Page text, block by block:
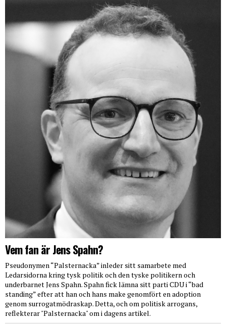
Vem fan är Jens Spahn?
Pseudonymen “Palsternacka” inleder sitt samarbete med
Ledarsidorna kring tysk politik och den tyske politikern och
underbarnet Jens Spahn. Spahn fick lämna sitt parti CDU i “bad
standing” efter att han och hans make genomfört en adoption
genom surrogatmödraskap. Detta, och om politisk arrogans,
reflekterar "Palsternacka" om i dagens artikel.